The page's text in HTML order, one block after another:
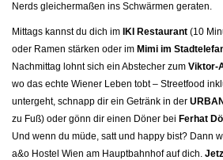
Nerds gleichermaßen ins Schwärmen geraten.
Mittags kannst du dich im IKI Restaurant (10
oder Ramen stärken oder im Mimi im
Nachmittag lohnt sich ein Abstecher zum Viktor-
wo das echte Wiener Leben tobt – Streetfood
untergeht, schnapp dir ein Getränk in der
zu Fuß) oder gönn dir einen Döner bei Ferhat
Und wenn du müde, satt und happy bist? Dann
a&o Hostel Wien am Hauptbahnhof auf dich.